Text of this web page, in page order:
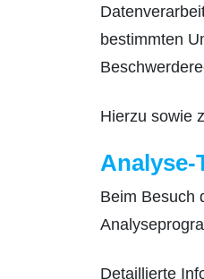
bestimmten
Hierzu sowie
Beim Besuch
Detaillierte